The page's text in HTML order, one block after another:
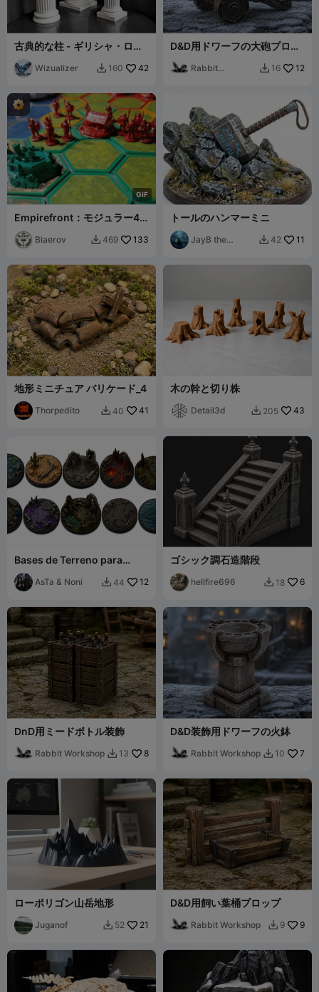
古典的な柱 - ギリシャ・ロー
Wizualizer  160 42
D&D用ドワーフの大砲プロッ
Rabbit
 16 12
GIF
Empirefront：モジュラー4X
戦略ボードゲーム（プリント
＆プレイ）
Blaerov  469 133
トールのハンマーミニ
JayB the
 42 11
地形ミニチュア バリケード_4
Thorpedito  40 41
木の幹と切り株
Detail3d  205 43
Bases de Terreno para
Miniaturas DnD / DnD
Miniature Terrain
AsTa & Noni  44 12
ゴシック調石造階段
hellfire696  18 6
DnD用ミードボトル装飾
Rabbit Workshop  13 8
D&D装飾用ドワーフの火鉢
Rabbit Workshop  10 7
ローポリゴン山岳地形
Juganof  52 21
D&D用飼い葉桶プロップ
Rabbit Workshop  9 9